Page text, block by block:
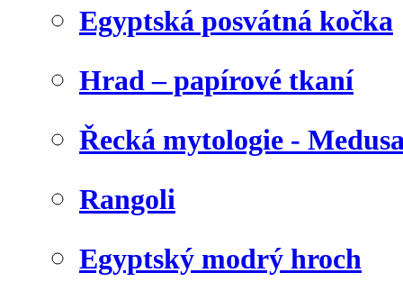
Egyptská posvátná kočka
Hrad – papírové tkaní
Řecká mytologie -
Rangoli
Egyptský modrý hroch